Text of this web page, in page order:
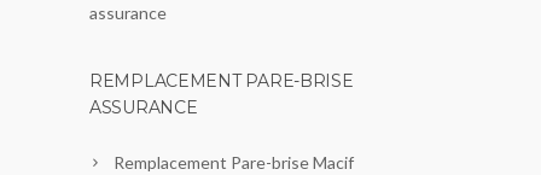
assurance
REMPLACEMENT PARE-BRISE
ASSURANCE
Remplacement Pare-brise Macif